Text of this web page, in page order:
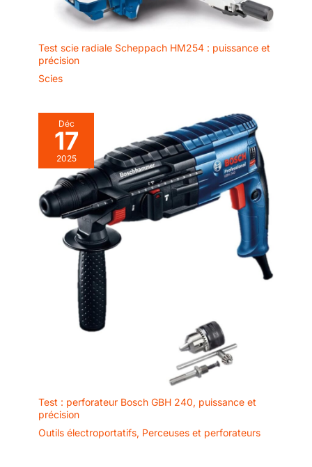
Test scie radiale Scheppach HM254 : puissance et
précision
Scies
Déc
17
2025
Test : perforateur Bosch GBH 240, puissance et
précision
Outils électroportatifs, Perceuses et perforateurs